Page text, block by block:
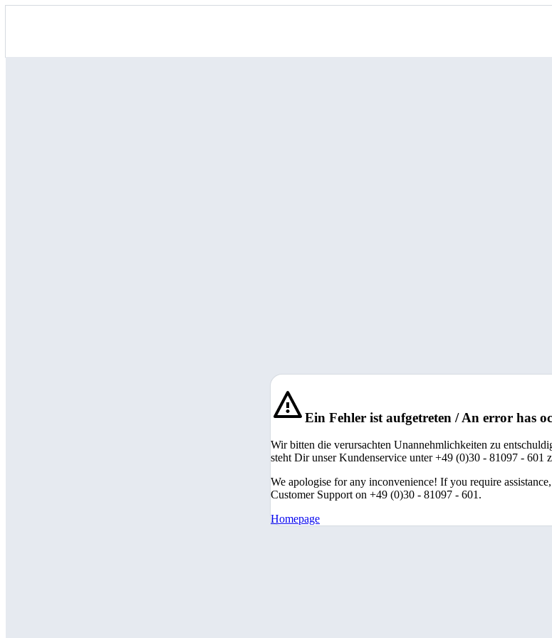
Ein Fehler ist aufgetreten / An error has
Wir bitten die verursachten Unannehmlichkeiten zu
steht Dir unser Kundenservice unter +49 (0)30 - 81097 - 601
We apologise for any inconvenience! If you require
Customer Support on +49 (0)30 - 81097 - 601.
Homepage